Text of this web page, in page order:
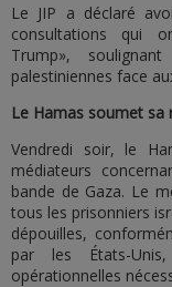
Le JIP a déclaré
consultations qui
Trump»,
palestiniennes face
Le Hamas soumet sa
Vendredi soir, le
médiateurs
bande de Gaza. Le
tous les prisonniers
dépouilles,
par les États-
opérationnelles